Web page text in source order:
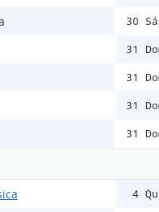
30
31
31
31
31
4